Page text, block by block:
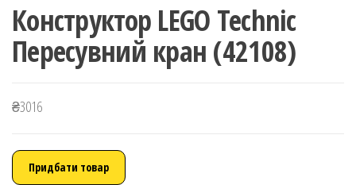
Конструктор LEGO Technic
Пересувний кран (42108)
₴3016
Придбати товар